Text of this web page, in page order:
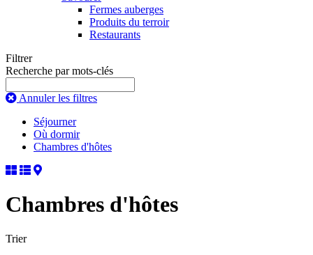
Fermes auberges
Produits du terroir
Restaurants
Filtrer
Recherche par mots-clés
Annuler les filtres
Séjourner
Où dormir
Chambres d'hôtes
Chambres d'hôtes
Trier